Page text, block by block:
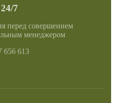
7
перед совершением
менеджером
656 613